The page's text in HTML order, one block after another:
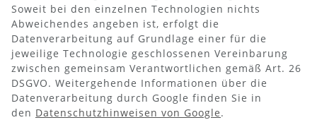
Soweit bei den einzelnen Technologien nichts
Abweichendes angeben ist, erfolgt die
Datenverarbeitung auf Grundlage einer für die
jeweilige Technologie geschlossenen Vereinbarung
zwischen gemeinsam Verantwortlichen gemäß Art. 26
DSGVO. Weitergehende Informationen über die
Datenverarbeitung durch Google finden Sie in
den Datenschutzhinweisen von Google.